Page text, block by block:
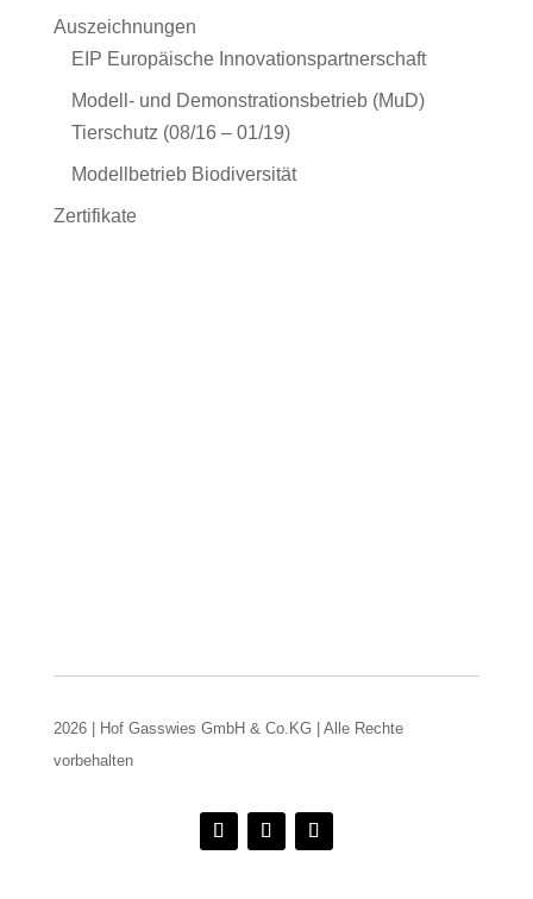
Auszeichnungen
EIP Europäische Innovationspartnerschaft
Modell- und Demonstrationsbetrieb (MuD)
Tierschutz (08/16 – 01/19)
Modellbetrieb Biodiversität
Zertifikate
2026 | Hof Gasswies GmbH & Co.KG | Alle Rechte
vorbehalten